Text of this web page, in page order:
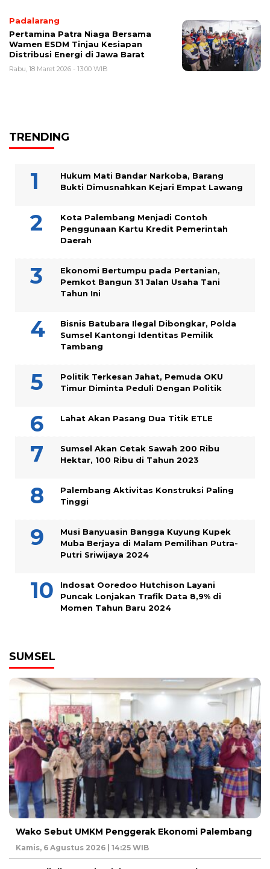
Padalarang
Pertamina Patra Niaga Bersama
Wamen ESDM Tinjau Kesiapan
Distribusi Energi di Jawa Barat
Rabu, 18 Maret 2026 - 13:00 WIB
TRENDING
Hukum Mati Bandar Narkoba, Barang
Bukti Dimusnahkan Kejari Empat Lawang
Kota Palembang Menjadi Contoh
Penggunaan Kartu Kredit Pemerintah
Daerah
Ekonomi Bertumpu pada Pertanian,
Pemkot Bangun 31 Jalan Usaha Tani
Tahun Ini
Bisnis Batubara Ilegal Dibongkar, Polda
Sumsel Kantongi Identitas Pemilik
Tambang
Politik Terkesan Jahat, Pemuda OKU
Timur Diminta Peduli Dengan Politik
Lahat Akan Pasang Dua Titik ETLE
Sumsel Akan Cetak Sawah 200 Ribu
Hektar, 100 Ribu di Tahun 2023
Palembang Aktivitas Konstruksi Paling
Tinggi
Musi Banyuasin Bangga Kuyung Kupek
Muba Berjaya di Malam Pemilihan Putra-
Putri Sriwijaya 2024
Indosat Ooredoo Hutchison Layani
Puncak Lonjakan Trafik Data 8,9% di
Momen Tahun Baru 2024
SUMSEL
Wako Sebut UMKM Penggerak Ekonomi Palembang
Kamis, 6 Agustus 2026 | 14:25 WIB